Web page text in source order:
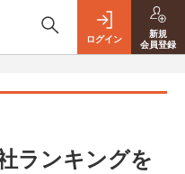
ログイン
新規
会員登録
ランキングを